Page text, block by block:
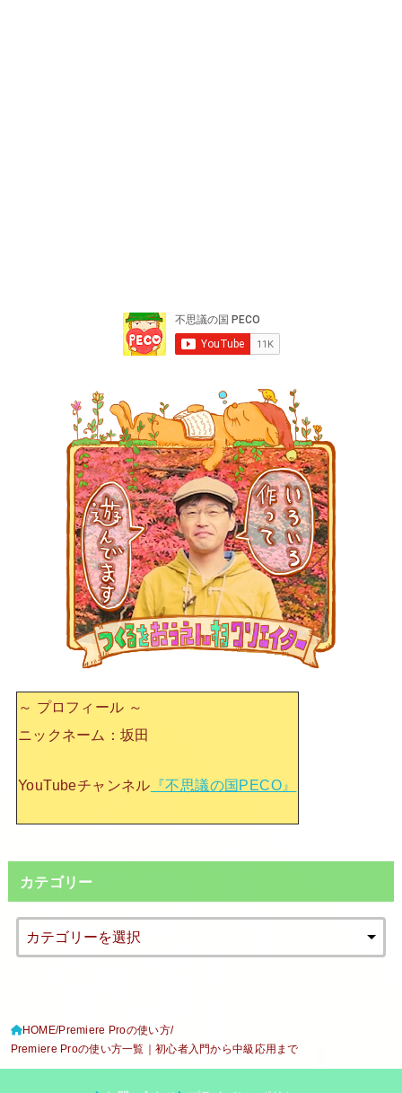
～ プロフィール ～
ニックネーム：坂田
YouTubeチャンネル 『不思議の国PECO』
カテゴリー
HOME Premiere Proの使い方
Premiere Proの使い方一覧｜初心者入門から中級応用まで